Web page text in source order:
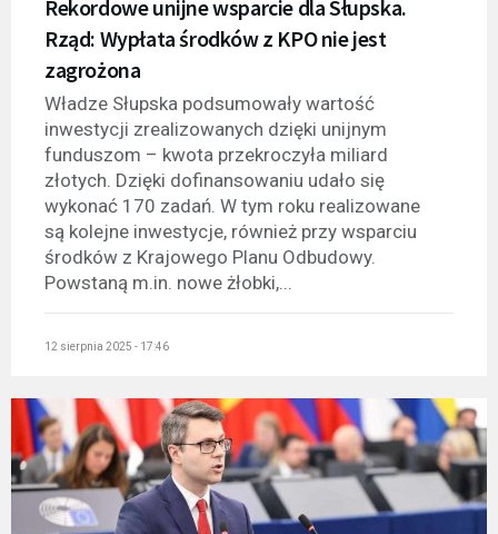
Rekordowe unijne wsparcie dla Słupska.
Rząd: Wypłata środków z KPO nie jest
zagrożona
Władze Słupska podsumowały wartość
inwestycji zrealizowanych dzięki unijnym
funduszom – kwota przekroczyła miliard
złotych. Dzięki dofinansowaniu udało się
wykonać 170 zadań. W tym roku realizowane
są kolejne inwestycje, również przy wsparciu
środków z Krajowego Planu Odbudowy.
Powstaną m.in. nowe żłobki,...
12 sierpnia 2025 - 17:46